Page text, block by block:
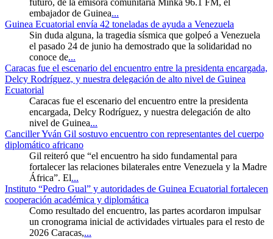
futuro, de la emisora comunitaria Minka 96.1 FM, el
embajador de Guinea...
Guinea Ecuatorial envía 42 toneladas de ayuda a Venezuela
Sin duda alguna, la tragedia sísmica que golpeó a Venezuela
el pasado 24 de junio ha demostrado que la solidaridad no
conoce de...
Caracas fue el escenario del encuentro entre la presidenta encargada,
Delcy Rodríguez, y nuestra delegación de alto nivel de Guinea
Ecuatorial
Caracas fue el escenario del encuentro entre la presidenta
encargada, Delcy Rodríguez, y nuestra delegación de alto
nivel de Guinea...
Canciller Yván Gil sostuvo encuentro con representantes del cuerpo
diplomático africano
Gil reiteró que “el encuentro ha sido fundamental para
fortalecer las relaciones bilaterales entre Venezuela y la Madre
África”. El...
Instituto “Pedro Gual” y autoridades de Guinea Ecuatorial fortalecen
cooperación académica y diplomática
Como resultado del encuentro, las partes acordaron impulsar
un cronograma inicial de actividades virtuales para el resto de
2026 Caracas,...